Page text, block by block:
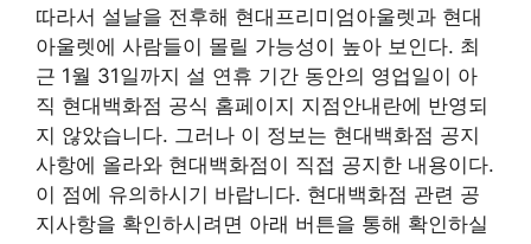
따라서 설날을 전후해 현대프리미엄아울렛과 현대
아울렛에 사람들이 몰릴 가능성이 높아 보인다. 최
근 1월 31일까지 설 연휴 기간 동안의 영업일이 아
직 현대백화점 공식 홈페이지 지점안내란에 반영되
지 않았습니다. 그러나 이 정보는 현대백화점 공지
사항에 올라와 현대백화점이 직접 공지한 내용이다.
이 점에 유의하시기 바랍니다. 현대백화점 관련 공
지사항을 확인하시려면 아래 버튼을 통해 확인하실